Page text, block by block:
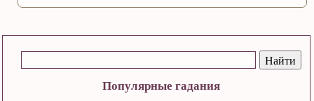
Популярные гадания